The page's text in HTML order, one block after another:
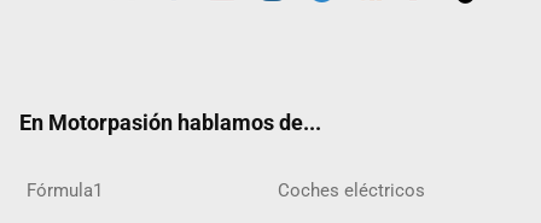
En Motorpasión hablamos de...
Fórmula1 Coches eléctricos